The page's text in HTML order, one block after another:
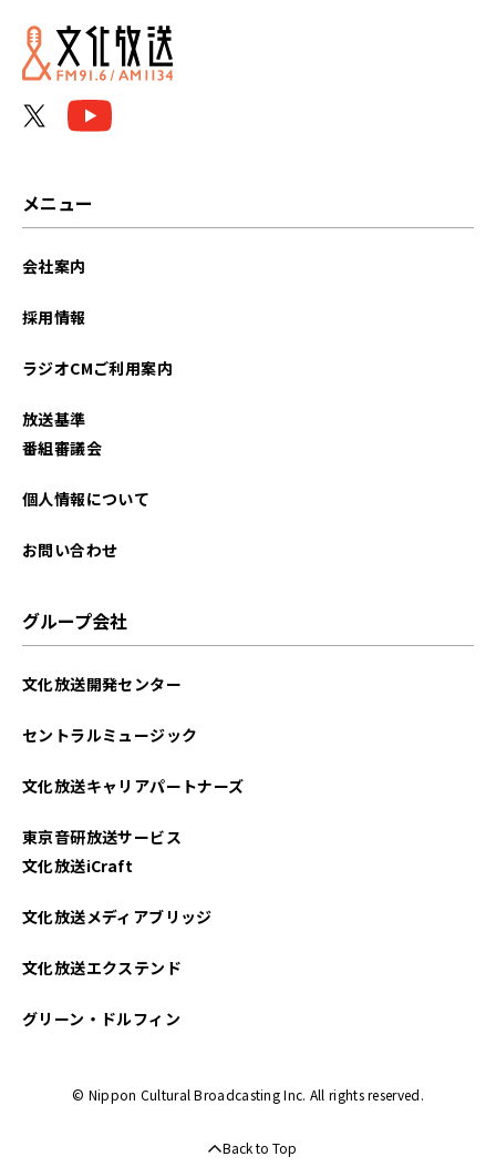
2025年06月
2024年04月
2023年09月
2023年03月
メニュー
会社案内
採用情報
ラジオCMご利用案内
放送基準
番組審議会
個人情報について
お問い合わせ
グループ会社
文化放送開発センター
セントラルミュージック
文化放送キャリアパートナーズ
東京音研放送サービス
文化放送iCraft
文化放送メディアブリッジ
文化放送エクステンド
グリーン・ドルフィン
© Nippon Cultural Broadcasting Inc. All rights reserved.
Back to Top